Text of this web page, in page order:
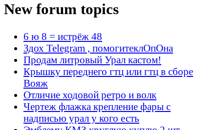
New forum topics
6 ю 8 = истрёж 48
Здох Telegram , помогитеклОпОна
Продам литровый Урал кастом!
Крышку переднего гтц или гтц в сборе
Вояж
Отличие ходовой ретро и волк
Чертеж флажка крепление фары с
надписью урал у кого есть